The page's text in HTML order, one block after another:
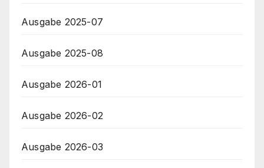
Ausgabe 2025-07
Ausgabe 2025-08
Ausgabe 2026-01
Ausgabe 2026-02
Ausgabe 2026-03